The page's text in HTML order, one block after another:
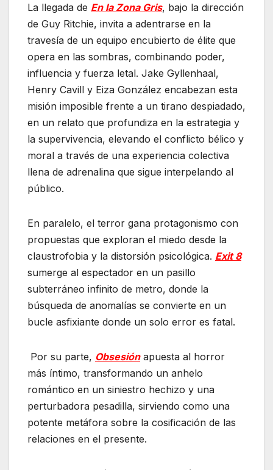
La llegada de En la Zona Gris, bajo la dirección
de Guy Ritchie, invita a adentrarse en la
travesía de un equipo encubierto de élite que
opera en las sombras, combinando poder,
influencia y fuerza letal. Jake Gyllenhaal,
Henry Cavill y Eiza González encabezan esta
misión imposible frente a un tirano despiadado,
en un relato que profundiza en la estrategia y
la supervivencia, elevando el conflicto bélico y
moral a través de una experiencia colectiva
llena de adrenalina que sigue interpelando al
público.
En paralelo, el terror gana protagonismo con
propuestas que exploran el miedo desde la
claustrofobia y la distorsión psicológica. Exit 8
sumerge al espectador en un pasillo
subterráneo infinito de metro, donde la
búsqueda de anomalías se convierte en un
bucle asfixiante donde un solo error es fatal.
Por su parte, Obsesiónapuesta al horror
más íntimo, transformando un anhelo
romántico en un siniestro hechizo y una
perturbadora pesadilla, sirviendo como una
potente metáfora sobre la cosificación de las
relaciones en el presente.